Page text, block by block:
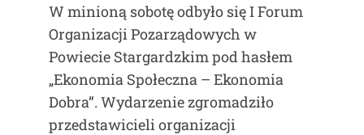
W minioną sobotę odbyło się I Forum
Organizacji Pozarządowych w
Powiecie Stargardzkim pod hasłem
„Ekonomia Społeczna – Ekonomia
Dobra”. Wydarzenie zgromadziło
przedstawicieli organizacji